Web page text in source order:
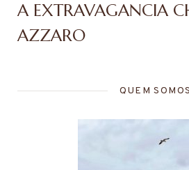
A EXTRAVAGANCIA
AZZARO
QUEM SOMOS